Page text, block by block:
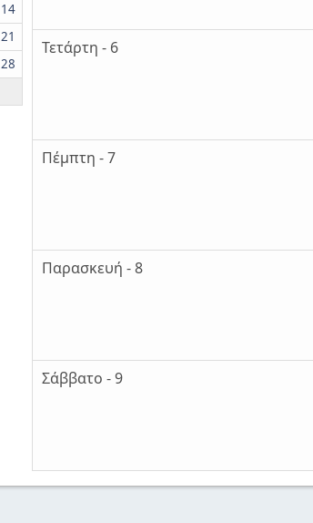
14
21
28
Τετάρτη - 6
Πέμπτη - 7
Παρασκευή - 8
Σάββατο - 9